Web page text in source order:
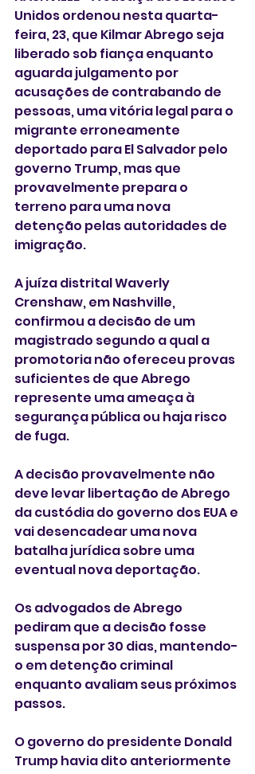
Unidos ordenou nesta quarta-
feira, 23, que Kilmar Abrego seja
liberado sob fiança enquanto
aguarda julgamento por
acusações de contrabando de
pessoas, uma vitória legal para o
migrante erroneamente
deportado para El Salvador pelo
governo Trump, mas que
provavelmente prepara o
terreno para uma nova
detenção pelas autoridades de
imigração.
A juíza distrital Waverly
Crenshaw, em Nashville,
confirmou a decisão de um
magistrado segundo a qual a
promotoria não ofereceu provas
suficientes de que Abrego
represente uma ameaça à
segurança pública ou haja risco
de fuga.
A decisão provavelmente não
deve levar libertação de Abrego
da custódia do governo dos EUA e
vai desencadear uma nova
batalha jurídica sobre uma
eventual nova deportação.
Os advogados de Abrego
pediram que a decisão fosse
suspensa por 30 dias, mantendo-
o em detenção criminal
enquanto avaliam seus próximos
passos.
O governo do presidente Donald
Trump havia dito anteriormente